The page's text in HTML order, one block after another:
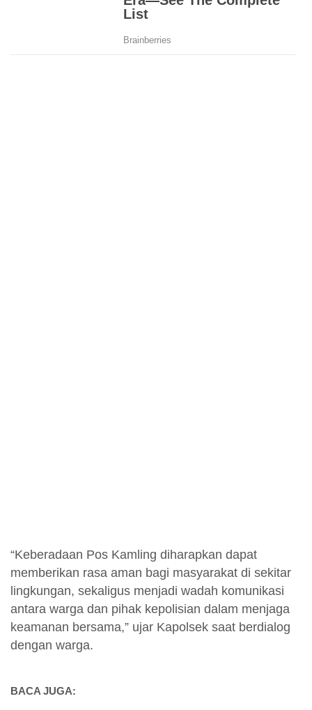
“Keberadaan Pos Kamling diharapkan dapat
memberikan rasa aman bagi masyarakat di sekitar
lingkungan, sekaligus menjadi wadah komunikasi
antara warga dan pihak kepolisian dalam menjaga
keamanan bersama,” ujar Kapolsek saat berdialog
dengan warga.
BACA JUGA: